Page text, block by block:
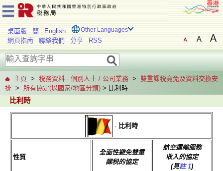
桌面版 簡 English Other Languages
網頁指南 聯絡我們 分享 RSS
主頁 > 税務資料 - 個別人士 / 公司業務 > 雙重課税寬免及資料交換安
排 > 所有協定(以國家/地區分類) > 比利時
比利時
- 比利時
性質
全面性避免雙重
課税的協定
航空運輸服務
收入的協定
(見註 1)